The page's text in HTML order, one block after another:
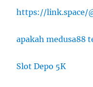
https://link.space/
apakah medusa88
Slot Depo 5K